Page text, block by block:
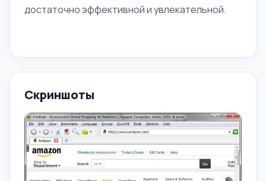
достаточно эффективной и увлекательной.
Скриншоты